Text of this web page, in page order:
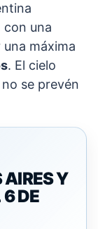
con una
una máxima
. El cielo
se prevén
AIRES Y
DE